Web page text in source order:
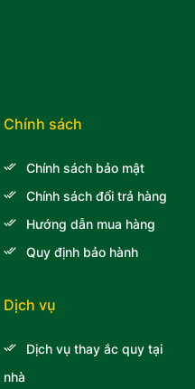
Chính sách
Chính sách bảo mật
Chính sách đổi trả hàng
Hướng dẫn mua hàng
Quy định bảo hành
Dịch vụ
Dịch vụ thay ắc quy tại
nhà